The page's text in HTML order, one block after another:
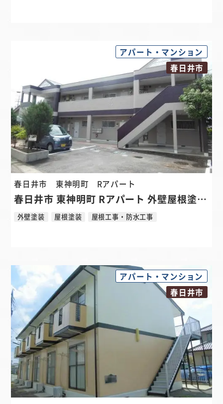
アパート・マンション
春日井市
春日井市 東神明町 Rアパート
春日井市 東神明町 Rアパート 外壁屋根塗装 搭屋防水 共用廊下タキステップ張り替えリフォーム
外壁塗装 屋根塗装 屋根工事・防水工事
アパート・マンション
春日井市